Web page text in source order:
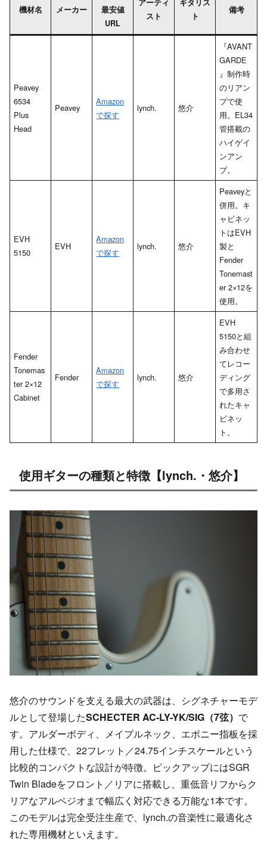
機材名 メーカー
最安値
URL
アーティ
スト
ギタリス
ト
備考
Peavey
6534
Plus
Head
Peavey
Amazon
で探す
lynch. 悠介
『AVANT
GARDE
』制作時
のリアン
プで使
用。EL34
管搭載の
ハイゲイ
ンアン
プ。
EVH
5150
EVH
Amazon
で探す
lynch. 悠介
Peaveyと
併用。キ
ャビネッ
トはEVH
製と
Fender
Tonemast
er 2×12を
使用。
Fender
Tonemas
ter 2×12
Cabinet
Fender
Amazon
で探す
lynch. 悠介
EVH
5150と組
み合わせ
てレコー
ディング
で多用さ
れたキャ
ビネッ
ト。
使用ギターの種類と特徴【lynch.・悠介】
悠介のサウンドを支える最大の武器は、シグネチャーモデ
ルとして登場したSCHECTER AC-LY-YK/SIG（7弦） で
す。アルダーボディ、メイプルネック、エボニー指板を採
用した仕様で、22フレット／24.75インチスケールという
比較的コンパクトな設計が特徴。ピックアップにはSGR
Twin Bladeをフロント／リアに搭載し、重低音リフからク
リアなアルペジオまで幅広く対応できる万能な1本です。
このモデルは完全受注生産で、lynch.の音楽性に最適化さ
れた専用機材といえます。